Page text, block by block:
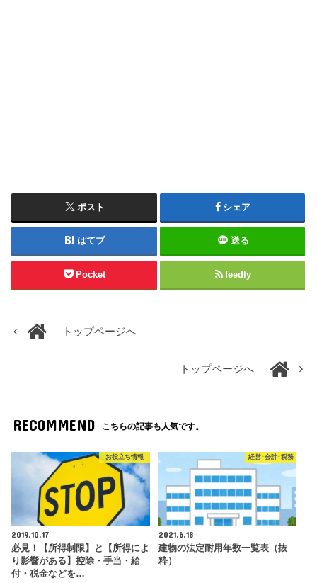
ポスト シェア
はてブ 送る
Pocket feedly
トップページへ
トップページへ
RECOMMEND こちらの記事も人気です。
お役立ち情報
2019.10.17
必見！【所得制限】と【所得によ
り影響がある】控除・手当・給
付・税金などを…
経営･会計･税務
2021.6.18
建物の法定耐用年数一覧表（抜
粋）